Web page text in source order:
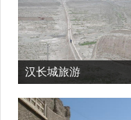
汉长城旅游